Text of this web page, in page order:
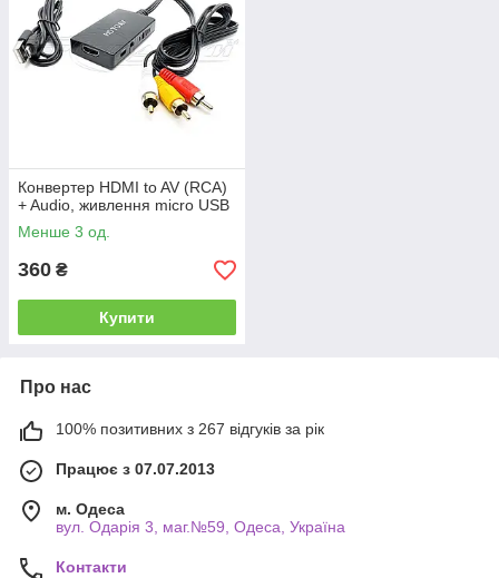
Конвертер HDMI to AV (RCA)
+ Audio, живлення micro USB
Менше 3 од.
360 ₴
Купити
Про нас
100% позитивних з 267 відгуків за рік
Працює з 07.07.2013
м. Одеса
вул. Одарiя 3, маг.№59, Одеса, Україна
Контакти